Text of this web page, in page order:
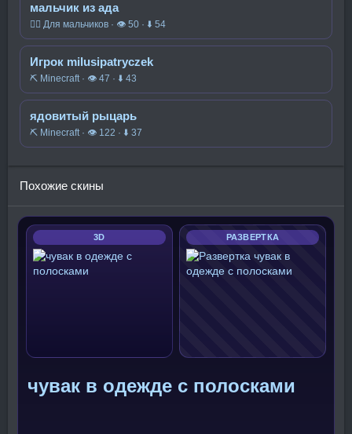
мальчик из ада
🧍‍♂️ Для мальчиков · 👁 50 · ⬇ 54
Игрок milusipatryczek
⛏️ Minecraft · 👁 47 · ⬇ 43
ядовитый рыцарь
⛏️ Minecraft · 👁 122 · ⬇ 37
Похожие скины
3D РАЗВЕРТКА
чувак в одежде с полосками